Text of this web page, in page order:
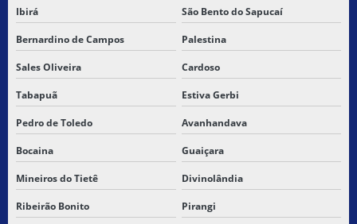
Ibirá São Bento do Sapucaí
Bernardino de Campos Palestina
Sales Oliveira Cardoso
Tabapuã Estiva Gerbi
Pedro de Toledo Avanhandava
Bocaina Guaiçara
Mineiros do Tietê Divinolândia
Ribeirão Bonito Pirangi